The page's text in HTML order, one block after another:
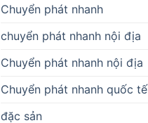
Chuyển phát nhanh
chuyển phát nhanh nội địa
Chuyển phát nhanh nội địa
Chuyển phát nhanh quốc tế
đặc sản